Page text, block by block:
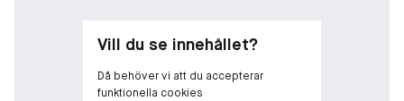
Vill du se innehållet?
Då behöver vi att du accepterar
funktionella cookies